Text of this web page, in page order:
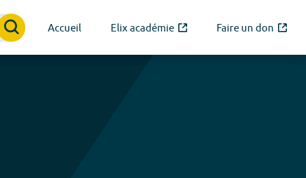
Accueil Elix académie Faire un don